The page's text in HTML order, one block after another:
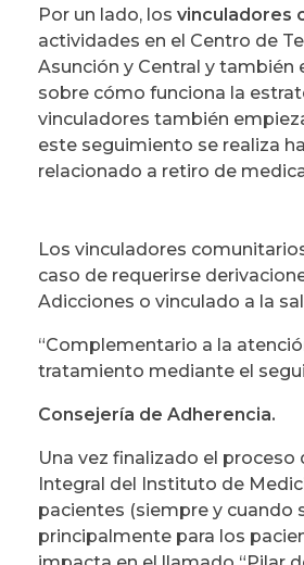
Por un lado, los vinculadores
actividades en el Centro de
Asunción y Central y también
sobre cómo funciona la
vinculadores también
este seguimiento se realiza
relacionado a retiro de
Los vinculadores
caso de requerirse
Adicciones o vinculado a la
“Complementario a la
tratamiento mediante el
Consejería de Adherencia.
Una vez finalizado el proceso
Integral del Instituto de
pacientes (siempre y cuando
principalmente para los